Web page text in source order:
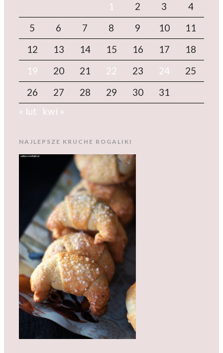
1
2 3
4
5
6 7 8 9 10
11
12
13 14 15 16 17
18
19
20 21 22 23 24
25
26
27 28 29 30
31
« lut
kwi »
NAJLEPSZE KRUCHE ROGALIKI